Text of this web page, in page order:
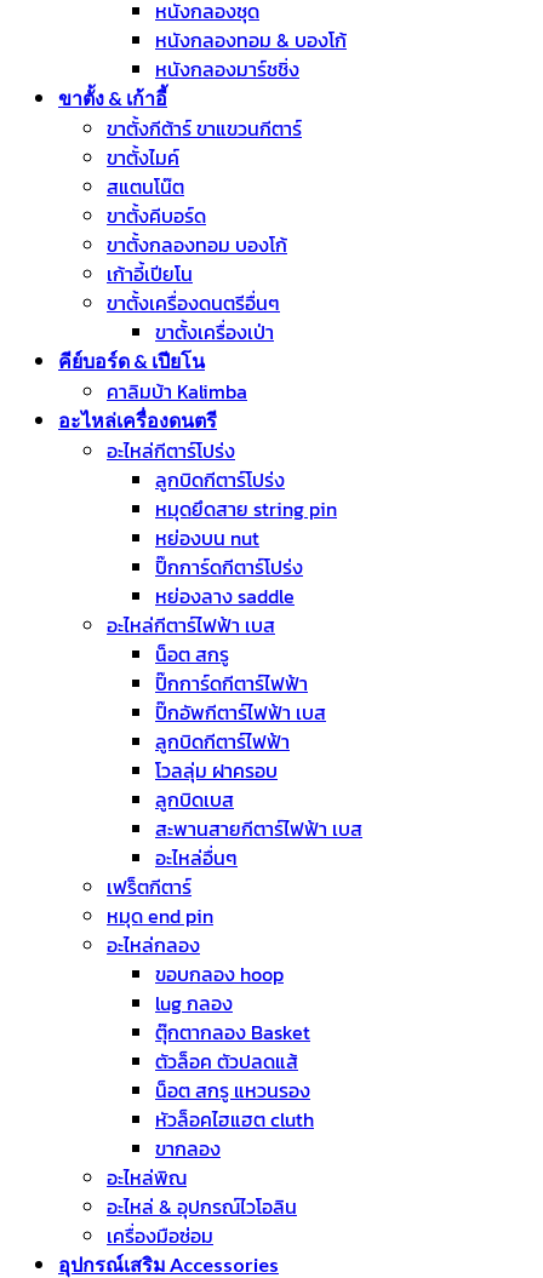
หนังกลองชุด
หนังกลองทอม & บองโก้
หนังกลองมาร์ชชิ่ง
ขาตั้ง & เก้าอี้
ขาตั้งกีต้าร์ ขาแขวนกีตาร์
ขาตั้งไมค์
สแตนโน๊ต
ขาตั้งคีบอร์ด
ขาตั้งกลองทอม บองโก้
เก้าอี้เปียโน
ขาตั้งเครื่องดนตรีอื่นๆ
ขาตั้งเครื่องเป่า
คีย์บอร์ด & เปียโน
คาลิมบ้า Kalimba
อะไหล่เครื่องดนตรี
อะไหล่กีตาร์โปร่ง
ลูกบิดกีตาร์โปร่ง
หมุดยึดสาย string pin
หย่องบน nut
ปิ๊กการ์ดกีตาร์โปร่ง
หย่องลาง saddle
อะไหล่กีตาร์ไฟฟ้า เบส
น็อต สกรู
ปิ๊กการ์ดกีตาร์ไฟฟ้า
ปิ๊กอัพกีตาร์ไฟฟ้า เบส
ลูกบิดกีตาร์ไฟฟ้า
โวลลุ่ม ฝาครอบ
ลูกบิดเบส
สะพานสายกีตาร์ไฟฟ้า เบส
อะไหล่อื่นๆ
เฟร็ตกีตาร์
หมุด end pin
อะไหล่กลอง
ขอบกลอง hoop
lug กลอง
ตุ๊กตากลอง Basket
ตัวล็อค ตัวปลดแส้
น็อต สกรู แหวนรอง
หัวล็อคไฮแฮต cluth
ขากลอง
อะไหล่พิณ
อะไหล่ & อุปกรณ์ไวโอลิน
เครื่องมือซ่อม
อุปกรณ์เสริม Accessories